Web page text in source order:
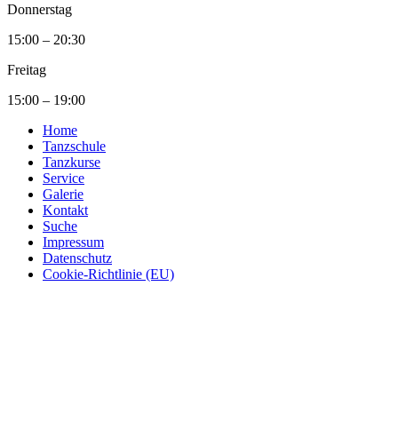
Donnerstag
15:00 – 20:30
Freitag
15:00 – 19:00
Home
Tanzschule
Tanzkurse
Service
Galerie
Kontakt
Suche
Impressum
Datenschutz
Cookie-Richtlinie (EU)